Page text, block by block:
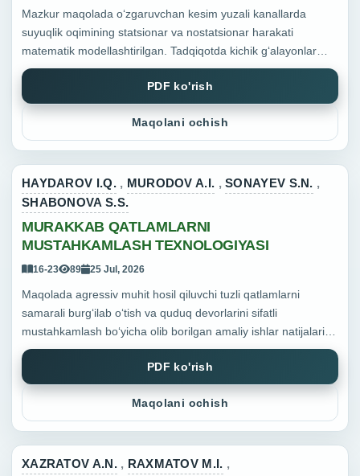
Mazkur maqolada o‘zgaruvchan kesim yuzali kanallarda
suyuqlik oqimining statsionar va nostatsionar harakati
matematik modellashtirilgan. Tadqiqotda kichik g‘alayonlar
usuli, Gurevich – Xaskind hamda Kuznetsov yondashuvlari
PDF ko'rish
Maqolani ochish
HAYDAROV I.Q. , MURODOV A.I. ,SONAYEV S.N. ,
SHABONOVA S.S.
MURAKKAB QATLAMLARNI
MUSTAHKAMLASH TEXNOLOGIYASI
16-23 89 25 Jul, 2026
Maqolada agressiv muhit hosil qiluvchi tuzli qatlamlarni
samarali burg‘ilab o‘tish va quduq devorlarini sifatli
mustahkamlash bo‘yicha olib borilgan amaliy ishlar natijalari
keltirilgan. Geologik murakkab bo‘lgan tuzli qatlamlar uch...
PDF ko'rish
Maqolani ochish
XAZRATOV A.N. , RAXMATOV M.I. ,